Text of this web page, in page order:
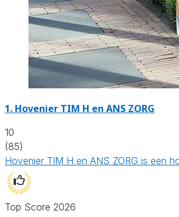
1. Hovenier TIM H en ANS ZORG
10
(85)
Hovenier TIM H en ANS ZORG is een
Top Score 2026